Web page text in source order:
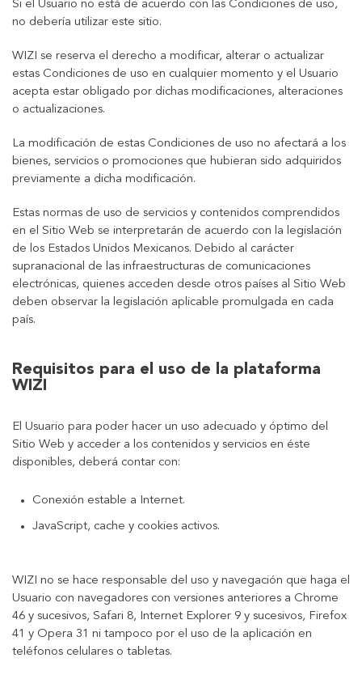
Si el Usuario no está de acuerdo con las Condiciones de uso,
no debería utilizar este sitio.
WIZI se reserva el derecho a modificar, alterar o actualizar
estas Condiciones de uso en cualquier momento y el Usuario
acepta estar obligado por dichas modificaciones, alteraciones
o actualizaciones.
La modificación de estas Condiciones de uso no afectará a los
bienes, servicios o promociones que hubieran sido adquiridos
previamente a dicha modificación.
Estas normas de uso de servicios y contenidos comprendidos
en el Sitio Web se interpretarán de acuerdo con la legislación
de los Estados Unidos Mexicanos. Debido al carácter
supranacional de las infraestructuras de comunicaciones
electrónicas, quienes acceden desde otros países al Sitio Web
deben observar la legislación aplicable promulgada en cada
país.
Requisitos para el uso de la plataforma
WIZI
El Usuario para poder hacer un uso adecuado y óptimo del
Sitio Web y acceder a los contenidos y servicios en éste
disponibles, deberá contar con:
Conexión estable a Internet.
JavaScript, cache y cookies activos.
WIZI no se hace responsable del uso y navegación que haga el
Usuario con navegadores con versiones anteriores a Chrome
46 y sucesivos, Safari 8, Internet Explorer 9 y sucesivos, Firefox
41 y Opera 31 ni tampoco por el uso de la aplicación en
teléfonos celulares o tabletas.